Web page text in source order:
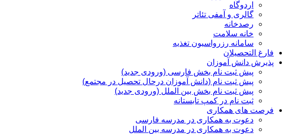
اردوگاه
گالری و آمفی تئاتر
رصدخانه
خانه سلامت
سامانه رزرواسیون تغذیه
فارغ التحصیلان
پذیرش دانش آموزان
پیش ثبت نام بخش فارسی (ورودی جدید)
پیش ثبت نام (دانش آموزان درحال تحصیل در مجتمع)
پیش ثبت نام بخش بین الملل (ورودی جدید)
ثبت نام در کمپ تابستانه
فرصت های همکاری
دعوت به همکاری در مدرسه فارسی
دعوت به همکاری در مدرسه بین الملل